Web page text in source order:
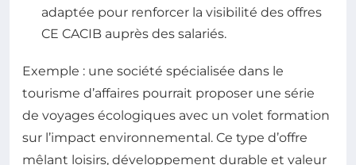
adaptée pour renforcer la visibilité des offres
CE CACIB auprès des salariés.
Exemple : une société spécialisée dans le
tourisme d’affaires pourrait proposer une série
de voyages écologiques avec un volet formation
sur l’impact environnemental. Ce type d’offre
mêlant loisirs, développement durable et valeur